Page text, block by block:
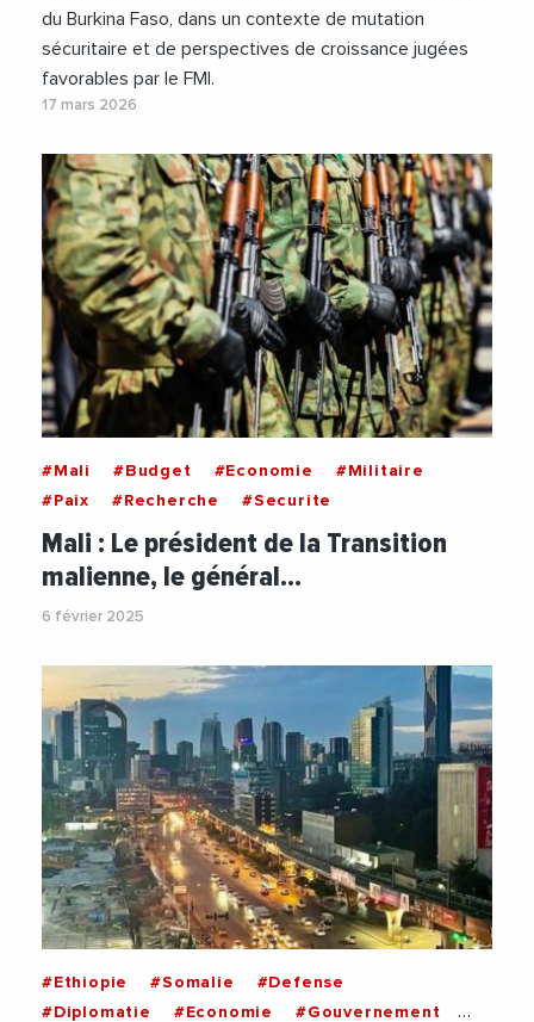
du Burkina Faso, dans un contexte de mutation
sécuritaire et de perspectives de croissance jugées
favorables par le FMI.
17 mars 2026
#Mali #Budget #Economie
#Militaire
#Paix
#Recherche #Securite
Mali : Le président de la Transition
malienne, le général…
6 février 2025
#Ethiopie #Somalie
#Defense
#Diplomatie
#Economie
#Gouvernement